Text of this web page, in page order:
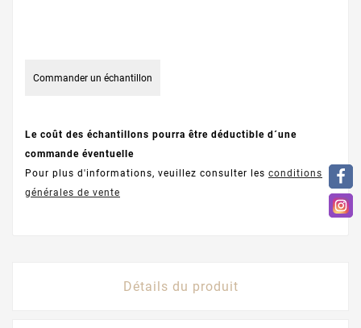
Commander un échantillon
Le coût des échantillons pourra être déductible d´une
commande éventuelle
Pour plus d'informations, veuillez consulter les conditions
générales de vente
Détails du produit